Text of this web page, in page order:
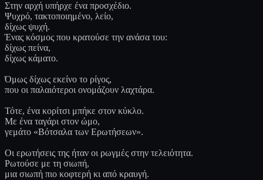
Στην αρχή υπήρχε ένα προσχέδιο.
Ψυχρό, τακτοποιημένο, λείο,
δίχως ψυχή.
Ένας κόσμος που κρατούσε την ανάσα του:
δίχως πείνα,
δίχως κάματο.
Όμως δίχως εκείνο το ρίγος,
που οι παλαιότεροι ονομάζουν λαχτάρα.
Τότε, ένα κορίτσι μπήκε στον κύκλο.
Με ένα ταγάρι στον ώμο,
γεμάτο «Βότσαλα των Ερωτήσεων».
Οι ερωτήσεις της ήταν οι ρωγμές στην τελειότητα.
Ρωτούσε με τη σιωπή,
μια σιωπή πιο κοφτερή κι από κραυγή.